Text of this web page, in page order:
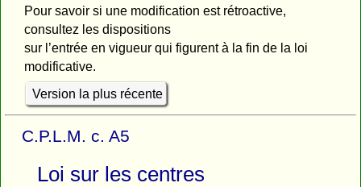
Pour savoir si une modification est rétroactive,
consultez les dispositions
sur l’entrée en vigueur qui figurent à la fin de la loi
modificative.
Version la plus récente
C.P.L.M. c. A5
Loi sur les centres